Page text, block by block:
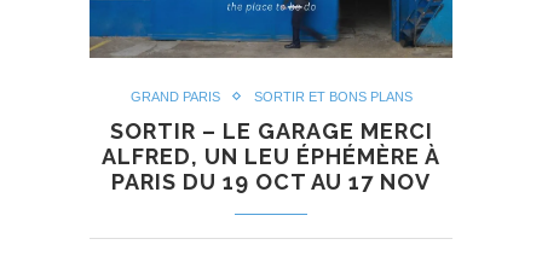
GRAND PARIS SORTIR ET BONS PLANS
SORTIR – LE GARAGE MERCI
ALFRED, UN LEU ÉPHÉMÈRE À
PARIS DU 19 OCT AU 17 NOV